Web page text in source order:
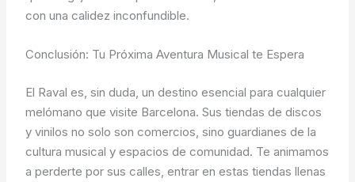
con una calidez inconfundible.
Conclusión: Tu Próxima Aventura Musical te Espera
El Raval es, sin duda, un destino esencial para cualquier
melómano que visite Barcelona. Sus tiendas de discos
y vinilos no solo son comercios, sino guardianes de la
cultura musical y espacios de comunidad. Te animamos
a perderte por sus calles, entrar en estas tiendas llenas